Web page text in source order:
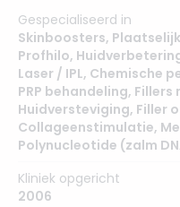
Gespecialiseerd in
Skinboosters,
Profhilo,
Laser / IPL, Chemische
PRP behandeling, Fillers
Huidversteviging, Filler
Collageenstimulatie,
Polynucleotide (zalm
Kliniek opgericht
2006